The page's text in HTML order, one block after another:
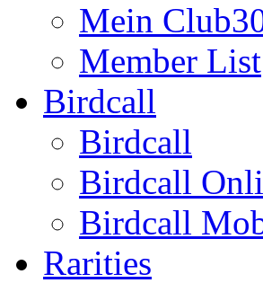
Mein
Member List
Birdcall
Birdcall
Birdcall
Birdcall
Rarities